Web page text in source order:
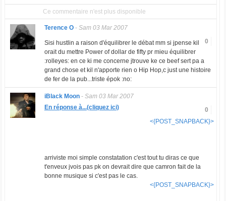
Ce commentaire n'est plus disponible
Terence O- Sam 03 Mar 2007
0
Sisi hustlin a raison d'équilibrer le débat mm si jpense kil
orait du mettre Power of dollar de fifty pr mieu équilibrer
:rolleyes: en ce ki me concerne jtrouve ke ce beef sert pa a
grand chose et kil n'apporte rien o Hip Hop,c just une histoire
de fer de la pub...triste épok :no:
iBlack Moon - Sam 03 Mar 2007
0
En réponse à...(cliquez ici)
<{POST_SNAPBACK}>
arriviste moi simple constatation c'est tout tu diras ce que
t'enveux jvois pas pk on devrait dire que camron fait de la
bonne musique si c'est pas le cas.
<{POST_SNAPBACK}>